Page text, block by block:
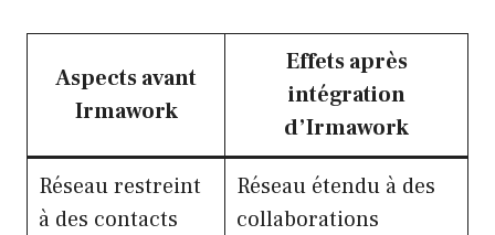
Aspects avant
Irmawork
Effets après
intégration
d’Irmawork
Réseau restreint
à des contacts
Réseau étendu à des
collaborations